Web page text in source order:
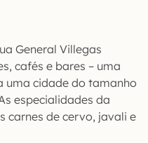
General Villegas
cafés e bares – uma
uma cidade do tamanho
especialidades da
carnes de cervo, javali e